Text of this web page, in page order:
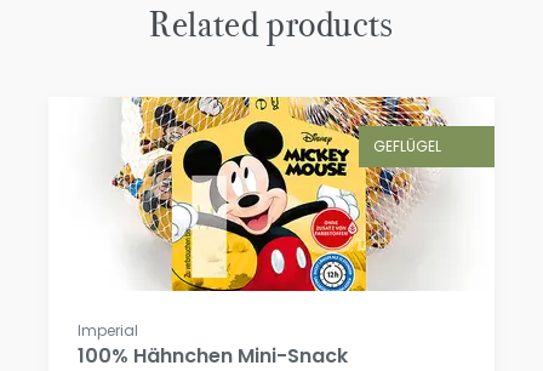
Related products
GEFLÜGEL
Imperial
100% Hähnchen Mini-Snack